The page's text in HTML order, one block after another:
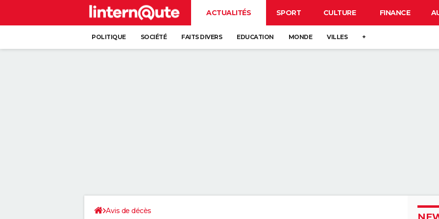
ACTUALITÉS SPORT CULTURE FINANCE
POLITIQUE SOCIÉTÉ FAITS DIVERS EDUCATION MONDE VILLES +
Avis de décès